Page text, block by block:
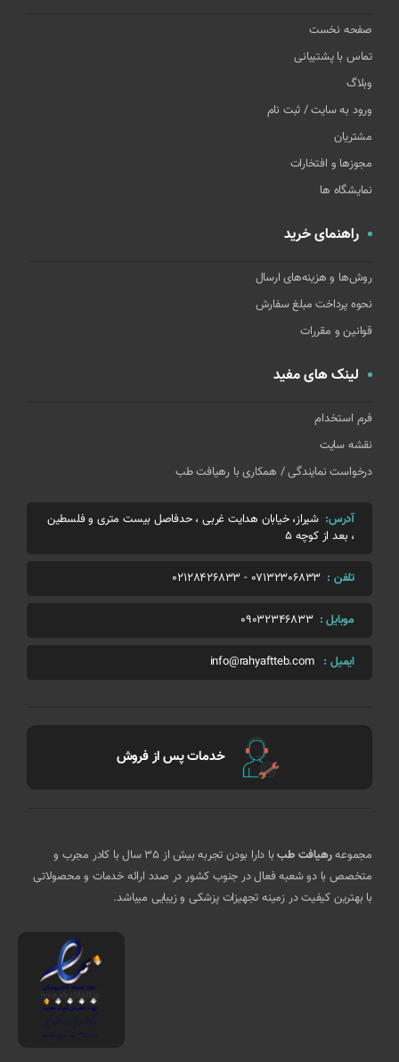
صفحه نخست
تماس با پشتیبانی
وبلاگ
ورود به سایت / ثبت نام
مشتریان
مجوزها و افتخارات
نمایشگاه ها
راهنمای خرید
روش‌ها و هزینه‌های ارسال
نحوه پرداخت مبلغ سفارش
قوانین و مقررات
لینک های مفید
فرم استخدام
نقشه سایت
درخواست نمایندگی / همکاری با رهیافت طب
آدرس: شیراز، خیابان هدایت غربی ، حدفاصل بیست متری و فلسطین
، بعد از کوچه 5
تلفن : 07132306833
-
02128426833
موبایل : 09032346833
ایمیل : info@rahyaftteb.com
خدمات پس از فروش
مجموعهرهیافت طب
با دارا بودن تجربه بیش از 35 سال با کادر مجرب و
متخصص با دو شعبه فعال در جنوب کشور در صدد ارائه خدمات و محصولاتی
با بهترین کیفیت در زمینه تجهیزات پزشکی و زیبایی میباشد.